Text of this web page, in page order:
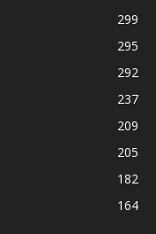
299
295
292
237
209
205
182
164